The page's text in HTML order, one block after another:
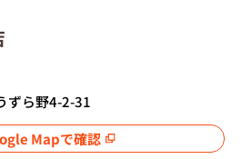
ずら野4-2-31
Mapで確認